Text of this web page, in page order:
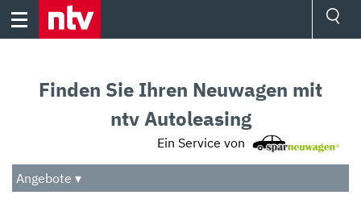
Skip
Audio
Das Beste
Finden Sie Ihren Neuwagen mit
ntv Autoleasing
Ein Service von
Angebote ▾